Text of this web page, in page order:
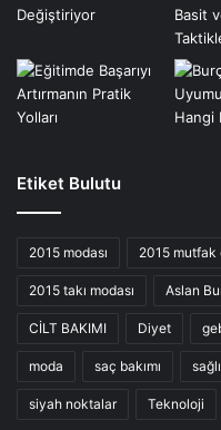
Etiket Bulutu
2015 modası 2015 mutfak
2015 takı modası Aslan
CİLT BAKIMI Diyet
moda saç bakımı
siyah noktalar Teknoloji